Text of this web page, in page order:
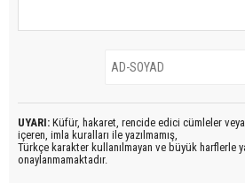
UYARI: Küfür, hakaret, rencide edici cümleler veya
içeren, imla kuralları ile yazılmamış,
Türkçe karakter kullanılmayan ve büyük harflerle
onaylanmamaktadır.